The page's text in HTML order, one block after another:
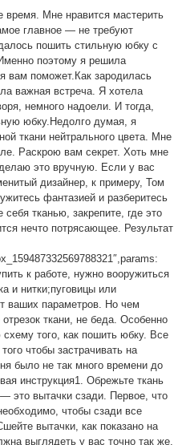
Мне нравится мастерить
главное — не требуют
пошить стильную юбку с
поэтому я решила
вам поможет.Как зародилась
важная встреча. Я хотела
немного надоели. И тогда,
юбку.Недолго думая, я
ткани нейтрального цвета. Мне
Раскрою вам секрет. Хоть мне
это вручную. Если у вас
дизайнер, к примеру, Том
фантазией и разберитесь
тканью, закрепите, где это
нечто потрясающее. Результат
к работе, нужно вооружиться
и нитки;пуговицы или
ваших параметров. Но чем
ткани, не беда. Особенно
того, как пошить юбку. Все
чтобы застрачивать на
было не так много времени до
инструкция1. Обрежьте ткань
это вытачки сзади. Первое, что
чтобы сзади все
вытачки, как показано на
выглядеть у вас точно так же,